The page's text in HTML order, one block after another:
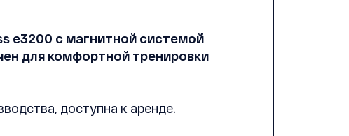
e3200 с магнитной системой
для комфортной тренировки
доступна к аренде.